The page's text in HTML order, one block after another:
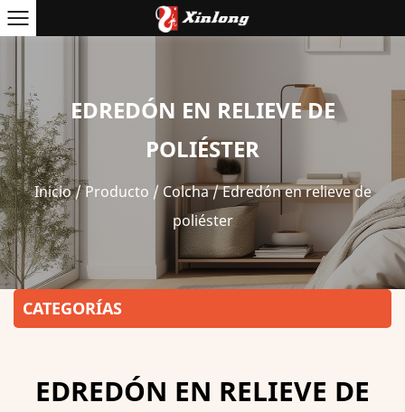
EDREDÓN EN RELIEVE DE
POLIÉSTER
Inicio/Producto / Colcha/Edredón en relieve de
poliéster
CATEGORÍAS
EDREDÓN EN RELIEVE DE